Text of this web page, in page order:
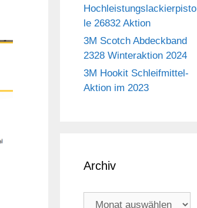
Hochleistungslackierpisto
le 26832 Aktion
3M Scotch Abdeckband
2328 Winteraktion 2024
3M Hookit Schleifmittel-
Aktion im 2023
Archiv
Archiv